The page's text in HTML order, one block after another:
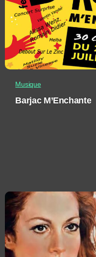
Musique
Barjac M’Enchante